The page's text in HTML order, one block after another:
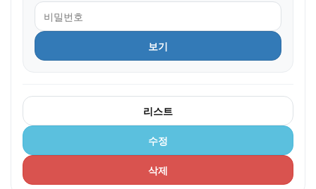
보기
리스트
수정
삭제